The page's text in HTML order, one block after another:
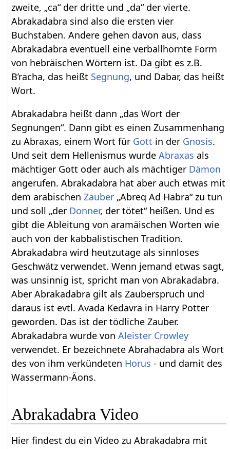
zweite, „ca“ der dritte und „da“ der vierte.
Abrakadabra sind also die ersten vier
Buchstaben. Andere gehen davon aus, dass
Abrakadabra eventuell eine verballhornte Form
von hebräischen Wörtern ist. Da gibt es z.B.
B’racha, das heißt Segnung, und Dabar, das heißt
Wort.
Abrakadabra heißt dann „das Wort der
Segnungen“. Dann gibt es einen Zusammenhang
zu Abraxas, einem Wort für Gott in der Gnosis.
Und seit dem Hellenismus wurdeAbraxas als
mächtiger Gott oder auch als mächtiger Dämon
angerufen. Abrakadabra hat aber auch etwas mit
dem arabischenZauber „Abreq Ad Habra“ zu tun
und soll „der Donner, der tötet“ heißen. Und es
gibt die Ableitung von aramäischen Worten wie
auch von der kabbalistischen Tradition.
Abrakadabra wird heutzutage als sinnloses
Geschwätz verwendet. Wenn jemand etwas sagt,
was unsinnig ist, spricht man von Abrakadabra.
Aber Abrakadabra gilt als Zauberspruch und
daraus ist evtl. Avada Kedavra in Harry Potter
geworden. Das ist der tödliche Zauber.
Abrakadabra wurde vonAleister Crowley
verwendet. Er bezeichnete Abrahadabra als Wort
des von ihm verkündeten Horus - und damit des
Wassermann-Äons.
Abrakadabra Video
Hier findest du ein Video zu Abrakadabra mit